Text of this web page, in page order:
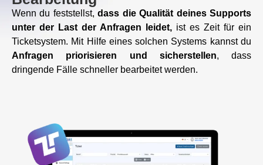
Wenn du feststellst,dass die Qualität deines Supports
unter der Last der Anfragen leidet, ist es Zeit für ein
Ticketsystem. Mit Hilfe eines solchen Systems kannst du
Anfragen priorisieren und sicherstellen, dass
dringende Fälle schneller bearbeitet werden.